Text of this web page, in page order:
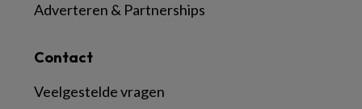
Contact
Veelgestelde vragen
Adverteren & Partnerships